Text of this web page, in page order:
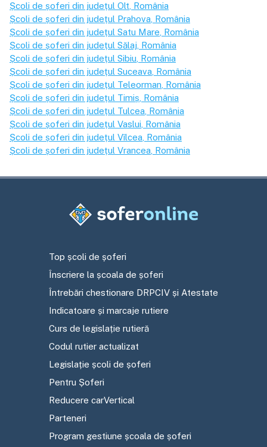
Școli de șoferi din județul Olt , România
Școli de șoferi din județul Prahova , România
Școli de șoferi din județul Satu Mare , România
Școli de șoferi din județul Sălaj , România
Școli de șoferi din județul Sibiu , România
Școli de șoferi din județul Suceava , România
Școli de șoferi din județul Teleorman , România
Școli de șoferi din județul Timiș , România
Școli de șoferi din județul Tulcea , România
Școli de șoferi din județul Vaslui , România
Școli de șoferi din județul Vîlcea , România
Școli de șoferi din județul Vrancea , România
Top școli de șoferi
Înscriere la școala de șoferi
Întrebări chestionare DRPCIV și Atestate
Indicatoare și marcaje rutiere
Curs de legislație rutieră
Codul rutier actualizat
Legislație școli de șoferi
Pentru Șoferi
Reducere carVertical
Parteneri
Program gestiune școala de șoferi